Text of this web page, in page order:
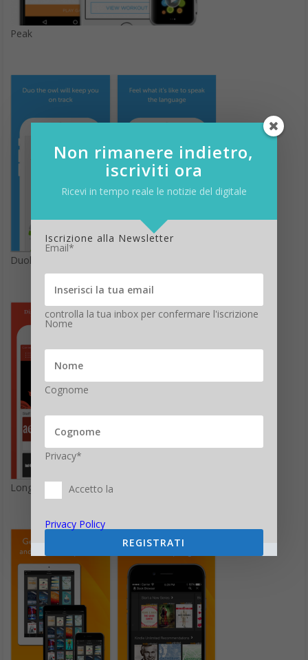
Peak
Duolingo
Longform
Non rimanere indietro,
iscriviti ora
Ricevi in tempo reale le notizie del digitale
Iscrizione alla Newsletter
Email*
controlla la tua inbox per confermare l'iscrizione
Nome
Cognome
Privacy*
Accetto la
Privacy Policy
REGISTRATI